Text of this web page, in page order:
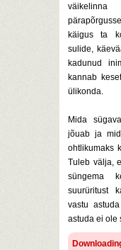
väikelinna
käigus ta
sulide,
kadunud
kannab
ülikonda.
Mida
jõuab ja
ohtlikumaks
Tuleb välja,
süngema
suurüritust
vastu
astuda ei ole